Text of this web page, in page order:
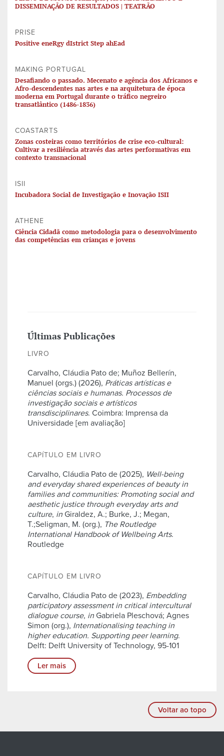
DISSEMINAÇÃO DE RESULTADOS | TEATRÃO
PRISE
Positive eneRgy dIstrict Step ahEad
MAKING PORTUGAL
Desafiando o passado. Mecenato e agência dos Africanos e
Afro-descendentes nas artes e na arquitetura de época
moderna em Portugal durante o tráfico negreiro
transatlântico (1486-1836)
COASTARTS
Zonas costeiras como territórios de crise eco-cultural:
Cultivar a resiliência através das artes performativas em
contexto transnacional
ISII
Incubadora Social de Investigação e Inovação ISII
ATHENE
Ciência Cidadã como metodologia para o desenvolvimento
das competências em crianças e jovens
Últimas Publicações
LIVRO
Carvalho, Cláudia Pato de; Muñoz Bellerín,
Manuel (orgs.) (2026), Práticas artísticas e
ciências sociais e humanas. Processos de
investigação sociais e artísticos
transdisciplinares. Coimbra: Imprensa da
Universidade [em avaliação]
CAPÍTULO EM LIVRO
Carvalho, Cláudia Pato de (2025), Well-being
and everyday shared experiences of beauty in
families and communities: Promoting social and
aesthetic justice through everyday arts and
culture, in Giraldez, A.; Burke, J.; Megan,
T.;Seligman, M. (org.), The Routledge
International Handbook of Wellbeing Arts.
Routledge
CAPÍTULO EM LIVRO
Carvalho, Cláudia Pato de (2023), Embedding
participatory assessment in critical intercultural
dialogue course, in Gabriela Pleschová; Agnes
Simon (org.), Internationalising teaching in
higher education. Supporting peer learning.
Delft: Delft University of Technology, 95-101
Ler mais
Voltar ao topo